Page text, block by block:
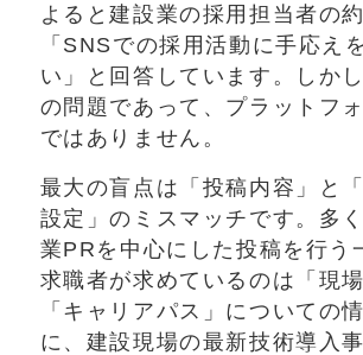
よると建設業の採用担当者の
「SNSでの採用活動に手応え
い」と回答しています。しか
の問題であって、プラットフ
ではありません。
最大の盲点は「投稿内容」と
設定」のミスマッチです。多
業PRを中心にした投稿を行う
求職者が求めているのは「現
「キャリアパス」についての
に、建設現場の最新技術導入